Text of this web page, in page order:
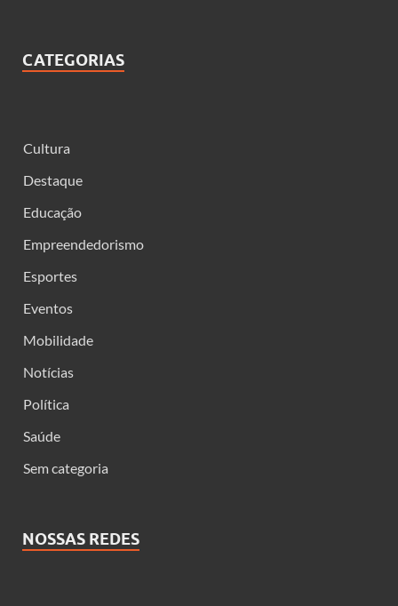
CATEGORIAS
Cultura
Destaque
Educação
Empreendedorismo
Esportes
Eventos
Mobilidade
Notícias
Política
Saúde
Sem categoria
NOSSAS REDES